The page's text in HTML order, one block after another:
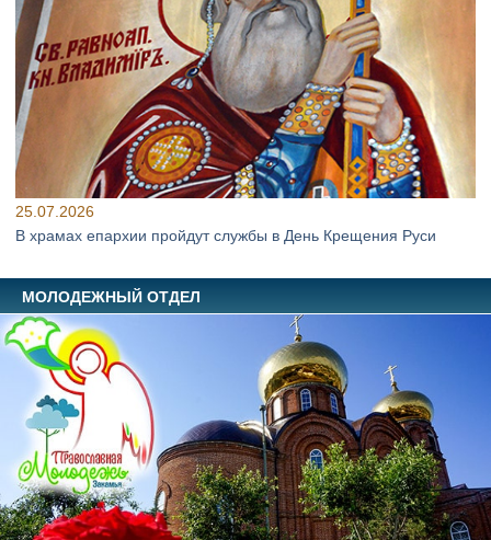
25.07.2026
В храмах епархии пройдут службы в День Крещения Руси
МОЛОДЕЖНЫЙ ОТДЕЛ